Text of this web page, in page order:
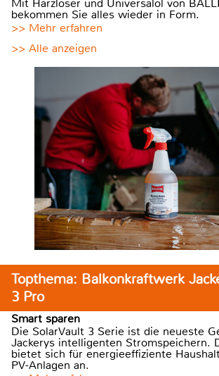
bekommen Sie alles wieder in Form.
>> Mehr erfahren
>> Alle anzeigen
Topthema: Balkonkraftwerk
3 Pro
Smart sparen
Die SolarVault 3 Serie ist die neueste
Jackerys intelligenten Stromspeichern.
bietet sich für energieeffiziente
PV-Anlagen an.